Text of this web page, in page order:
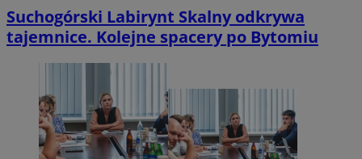
Suchogórski Labirynt Skalny odkrywa
tajemnice. Kolejne spacery po Bytomiu